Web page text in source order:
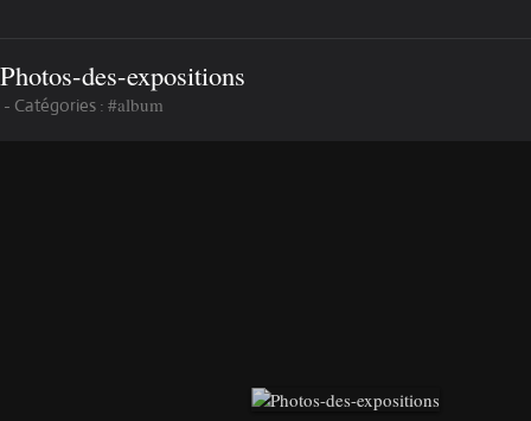
Photos-des-expositions
- Catégories : #album